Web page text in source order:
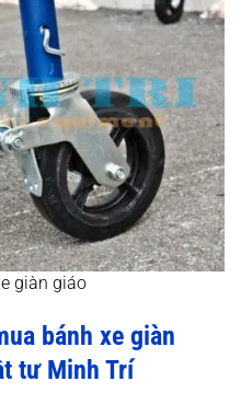
giàn giáo
bánh xe giàn
tư Minh Trí